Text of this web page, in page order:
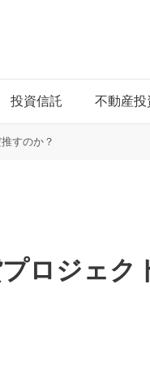
投資信託 不動産投
すのか？
ロジェク